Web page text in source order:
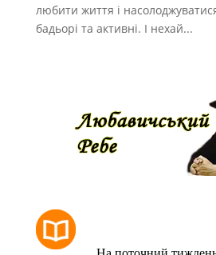
любити життя і
бадьорі та активні. І нехай...